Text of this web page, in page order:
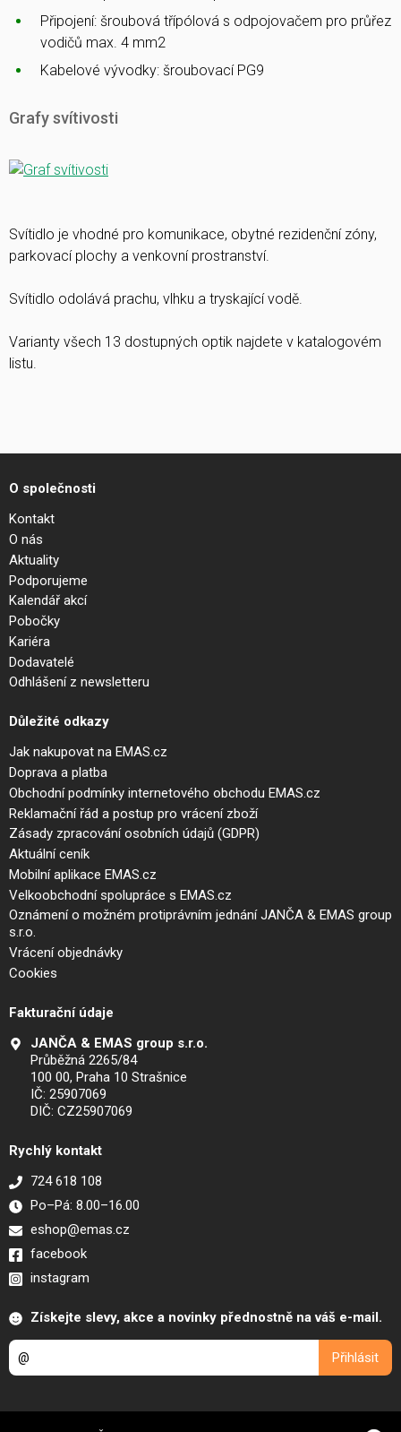
Připojení: šroubová třípólová s odpojovačem pro průřez
vodičů max. 4 mm2
Kabelové vývodky: šroubovací PG9
Grafy svítivosti
Svítidlo je vhodné pro komunikace, obytné rezidenční zóny,
parkovací plochy a venkovní prostranství.
Svítidlo odolává prachu, vlhku a tryskající vodě.
Varianty všech 13 dostupných optik najdete v katalogovém
listu.
O společnosti
Kontakt
O nás
Aktuality
Podporujeme
Kalendář akcí
Pobočky
Kariéra
Dodavatelé
Odhlášení z newsletteru
Důležité odkazy
Jak nakupovat na EMAS.cz
Doprava a platba
Obchodní podmínky internetového obchodu EMAS.cz
Reklamační řád a postup pro vrácení zboží
Zásady zpracování osobních údajů (GDPR)
Aktuální ceník
Mobilní aplikace EMAS.cz
Velkoobchodní spolupráce s EMAS.cz
Oznámení o možném protiprávním jednání JANČA & EMAS group
s.r.o.
Vrácení objednávky
Cookies
Fakturační údaje
JANČA & EMAS group s.r.o.
Průběžná 2265/84
100 00, Praha 10 Strašnice
IČ: 25907069
DIČ: CZ25907069
Rychlý kontakt
724 618 108
Po–Pá: 8.00–16.00
eshop@emas.cz
facebook
instagram
Získejte slevy, akce a novinky přednostně na váš e-mail.